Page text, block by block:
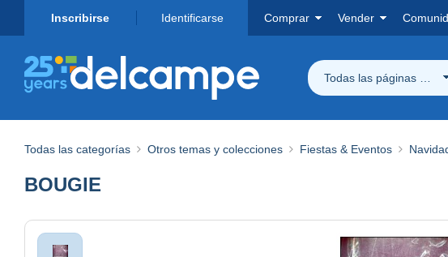
Inscribirse Identificarse Comprar Vender
Todas las páginas
Todas las categorías Otros temas y colecciones Fiestas & Eventos
BOUGIE